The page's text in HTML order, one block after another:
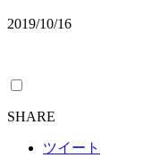
2019/10/16
SHARE
ツイート